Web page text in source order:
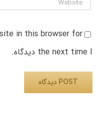
in this browser for
the next time I دیدگاه.